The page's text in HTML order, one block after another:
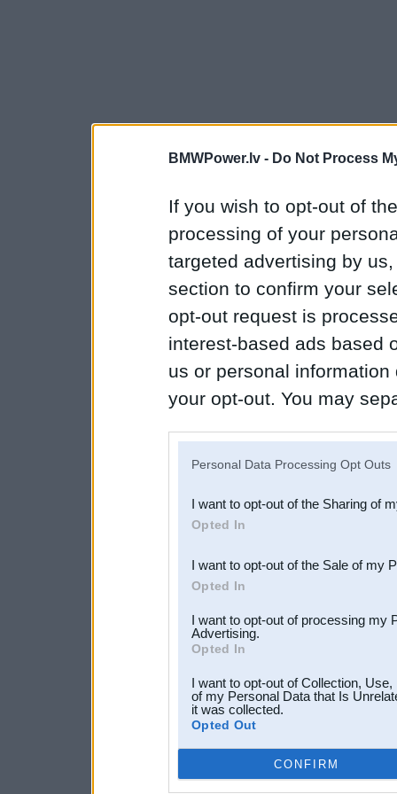
BMWPower.lv - Do Not Process
If you wish to opt-out of
processing of your
targeted advertising by
section to confirm your
opt-out request is
interest-based ads based
us or personal
your opt-out. You may
Downstream Participants
third parties.
Personal Data Processing Opt Outs
I want to opt-out of the Sharing of
Opted In
I want to opt-out of the Sale of my
Opted In
I want to opt-out of processing my
Advertising.
Opted In
I want to opt-out of Collection,
of my Personal Data that Is
it was collected.
Opted Out
CONFIRM